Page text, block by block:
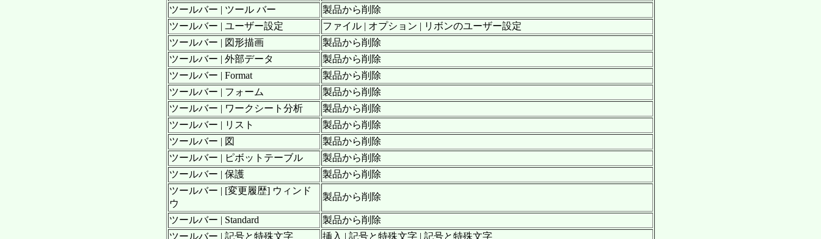
ツールバー | ツール バー
製品から削除
ツールバー | ユーザー設定
ファイル | オプション | リボンのユーザー設定
ツールバー | 図形描画
製品から削除
ツールバー | 外部データ
製品から削除
ツールバー | Format
製品から削除
ツールバー | フォーム
製品から削除
ツールバー | ワークシート分析
製品から削除
ツールバー | リスト
製品から削除
ツールバー | 図
製品から削除
ツールバー | ピボットテーブル
製品から削除
ツールバー | 保護
製品から削除
ツールバー | [変更履歴] ウィンド
ウ
製品から削除
ツールバー | Standard
製品から削除
ツールバー | 記号と特殊文字
挿入 | 記号と特殊文字 | 記号と特殊文字